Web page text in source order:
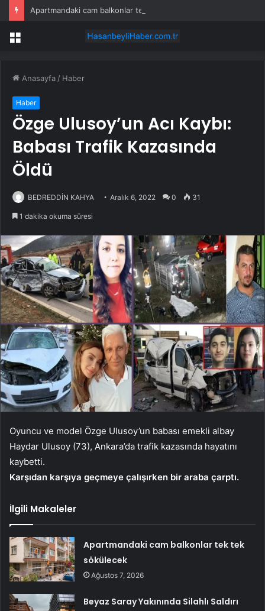
Apartmandaki cam balkonlar tek tek sökülecek
Menü
Anasayfa / Haber
Haber
Özge Ulusoy’un Acı Kaybı:
Babası Trafik Kazasında
Öldü
BEDREDDİN KAHYA Aralık 6, 2022 0 31
1 dakika okuma süresi
Oyuncu ve model Özge Ulusoy’un babası emekli albay
Haydar Ulusoy (73), Ankara’da trafik kazasında hayatını
kaybetti.
Karşıdan karşıya geçmeye çalışırken bir araba çarptı.
İlgili Makaleler
Apartmandaki cam balkonlar tek tek
sökülecek
Ağustos 7, 2026
Beyaz Saray Yakınında Silahlı Saldırı